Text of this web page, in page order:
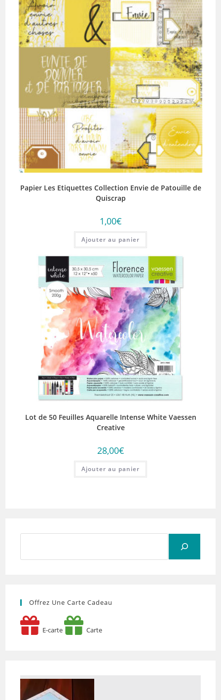
Papier Les Etiquettes Collection Envie de Patouille de
Quiscrap
1,00€
Ajouter au panier
Lot de 50 Feuilles Aquarelle Intense White Vaessen
Creative
28,00€
Ajouter au panier
Offrez Une Carte Cadeau
E-carte Carte